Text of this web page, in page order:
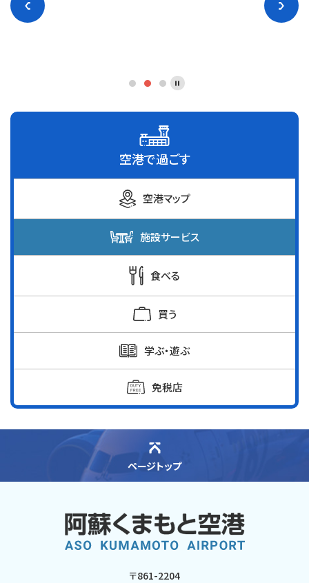
空港で過ごす
空港マップ
施設サービス
食べる
買う
学ぶ・遊ぶ
免税店
ページトップ
〒861-2204